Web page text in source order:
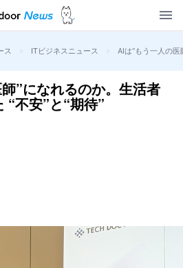
ス > ITビジネスニュース > AIは“もう一人の
”になれるのか。生活者
“不安”と“期待”